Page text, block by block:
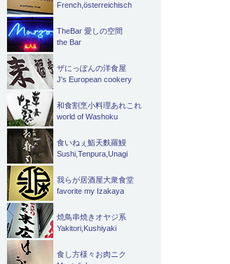
French,österreichisch
TheBar 愛しの空間
the Bar
ザにっぽんの洋食屋
J's European cookery
和食割烹小料理あれこれ
world of Washoku
食いねぇ鮨天麩羅鰻
Sushi,Tenpura,Unagi
我らが居酒屋大衆食堂
favorite my Izakaya
焼鳥串焼きオヤジ系
Yakitori,Kushiyaki
食し方様々お肉ニク